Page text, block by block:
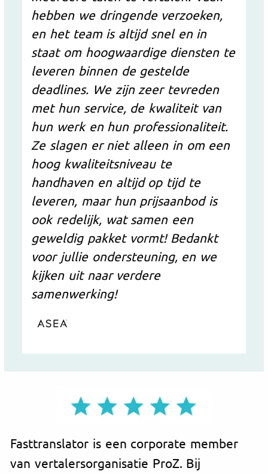
hebben we dringende verzoeken,
en het team is altijd snel en in
staat om hoogwaardige diensten te
leveren binnen de gestelde
deadlines. We zijn zeer tevreden
met hun service, de kwaliteit van
hun werk en hun professionaliteit.
Ze slagen er niet alleen in om een
hoog kwaliteitsniveau te
handhaven en altijd op tijd te
leveren, maar hun prijsaanbod is
ook redelijk, wat samen een
geweldig pakket vormt! Bedankt
voor jullie ondersteuning, en we
kijken uit naar verdere
samenwerking!
Fasttranslator is een corporate member
van vertalersorganisatie ProZ. Bij